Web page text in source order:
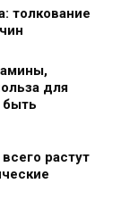
толкование
для
быть
растут